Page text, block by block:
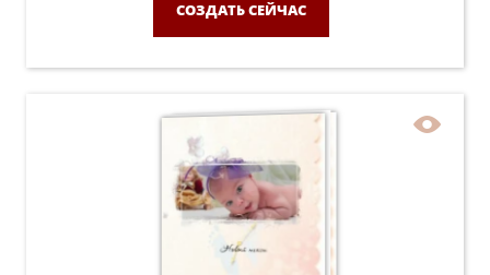
СОЗДАТЬ СЕЙЧАС